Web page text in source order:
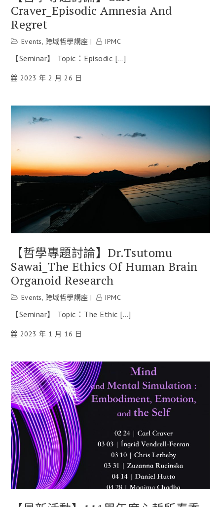
Craver_Episodic Amnesia And
Regret
Events, 跨域哲學講座 IPMC
【Seminar】 Topic：Episodic […]
2023 年 2 月 26 日
【哲學專題討論】Dr.Tsutomu
Sawai_The Ethics Of Human Brain
Organoid Research
Events, 跨域哲學講座 IPMC
【Seminar】 Topic：The Ethic […]
2023 年 1 月 16 日